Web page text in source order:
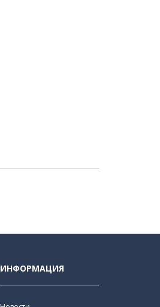
ИНФОРМАЦИЯ